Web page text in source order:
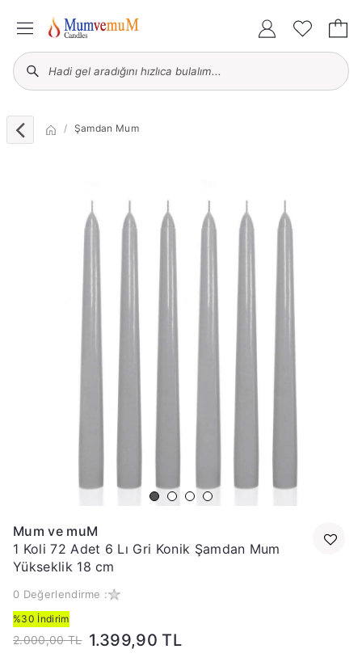
Şamdan Mum
Mum ve muM
1 Koli 72 Adet 6 Lı Gri Konik Şamdan Mum
Yükseklik 18 cm
0 Değerlendirme :
%30 İndirim
2.000,00 TL 1.399,90 TL